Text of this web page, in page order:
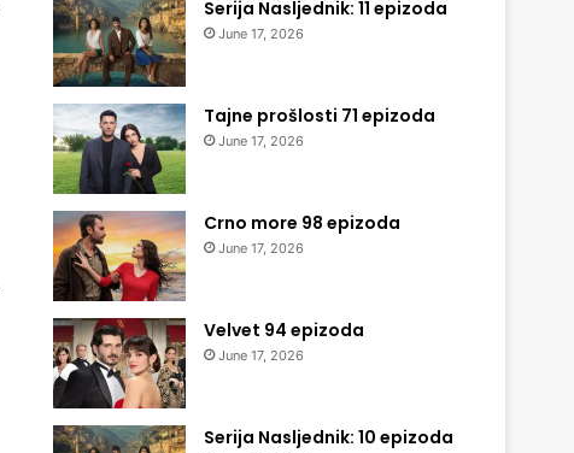
Serija Nasljednik: 11 epizoda
June 17, 2026
Tajne prošlosti 71 epizoda
June 17, 2026
Crno more 98 epizoda
June 17, 2026
Velvet 94 epizoda
June 17, 2026
Serija Nasljednik: 10 epizoda